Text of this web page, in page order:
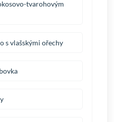
tvarohovým
s vlašskými ořechy